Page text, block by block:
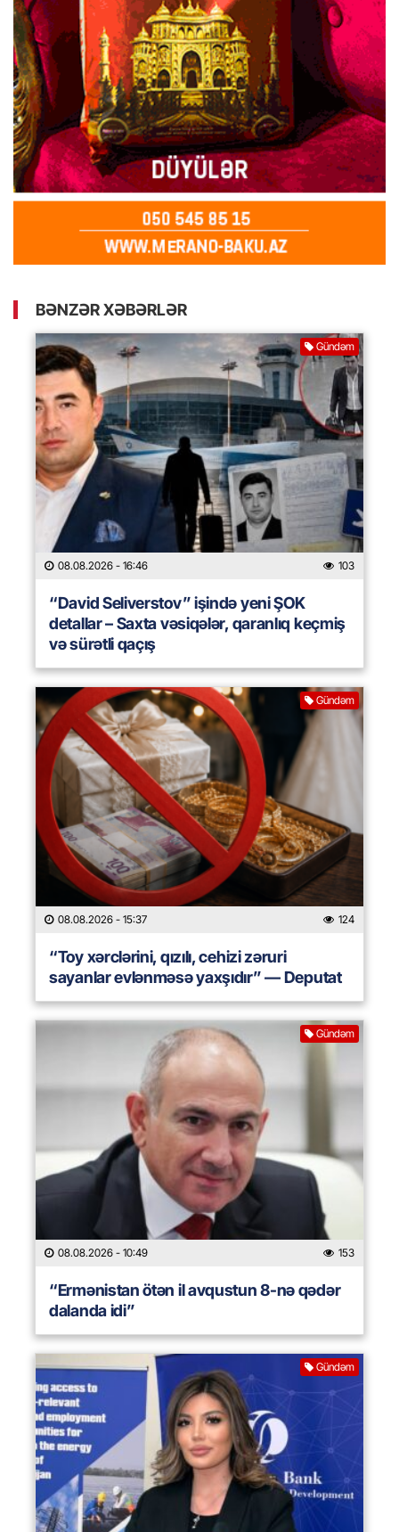
BƏNZƏR XƏBƏRLƏR
Gündəm
08.08.2026 - 16:46 103
“David Seliverstov” işində yeni ŞOK
detallar – Saxta vəsiqələr, qaranlıq keçmiş
və sürətli qaçış
Gündəm
08.08.2026 - 15:37 124
“Toy xərclərini, qızılı, cehizi zəruri
sayanlar evlənməsə yaxşıdır” — Deputat
Gündəm
08.08.2026 - 10:49 153
“Ermənistan ötən il avqustun 8-nə qədər
dalanda idi”
Gündəm